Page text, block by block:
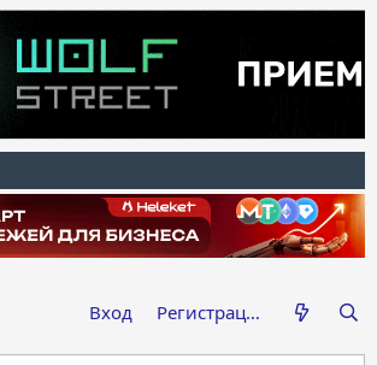
Вход Регистрация